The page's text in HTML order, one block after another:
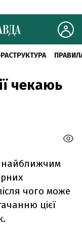
чекаюь
найближчим
чого може
цієї